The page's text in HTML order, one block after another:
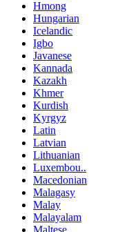
Hmong
Hungarian
Icelandic
Igbo
Javanese
Kannada
Kazakh
Khmer
Kurdish
Kyrgyz
Latin
Latvian
Lithuanian
Luxembou..
Macedonian
Malagasy
Malay
Malayalam